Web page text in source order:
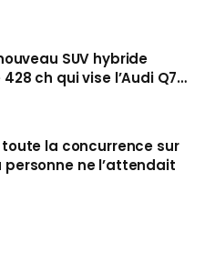
salon
SUV hybride
ch qui vise l’Audi Q7
cet automne
la concurrence sur
personne ne l’attendait